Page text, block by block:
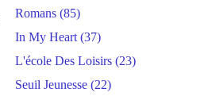
Romans (85)
In My Heart (37)
L'école Des Loisirs (23)
Seuil Jeunesse (22)